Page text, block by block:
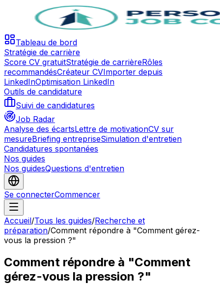
Tableau de bord
Stratégie de carrière
Score CV gratuitStratégie de carrièreRôles
recommandésCréateur CVImporter depuis
LinkedInOptimisation LinkedIn
Outils de candidature
Suivi de candidatures
Job Radar
Analyse des écartsLettre de motivationCV sur
mesureBriefing entrepriseSimulation d'entretien
Candidatures spontanées
Nos guides
Nos guidesQuestions d'entretien
Se connecterCommencer
Accueil/Tous les guides/Recherche et
préparation/Comment répondre à "Comment gérez-
vous la pression ?"
Comment répondre à "Comment
gérez-vous la pression ?"